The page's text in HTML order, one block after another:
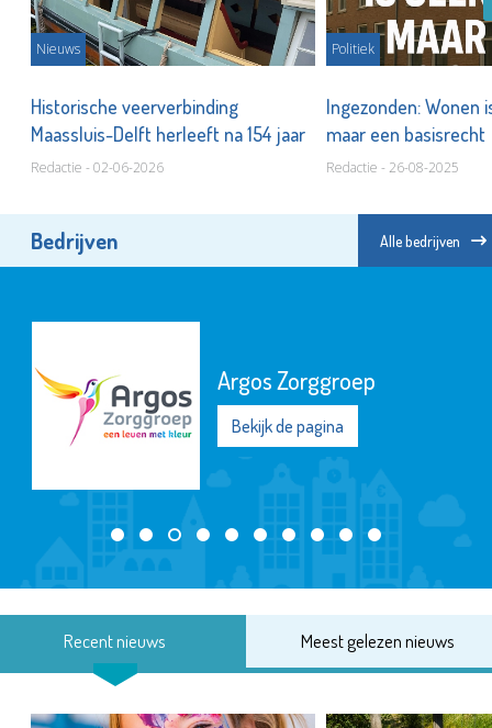
Nieuws
Historische veerverbinding
Maassluis-Delft herleeft na 154 jaar
Redactie - 02-06-2026
Politiek
Ingezonden: Wonen
maar een basisrecht
Redactie - 26-08-2025
Bedrijven Alle bedrijven
Argos Zorggroep
Bekijk de pagina
Recent nieuws Meest gelezen nieuws